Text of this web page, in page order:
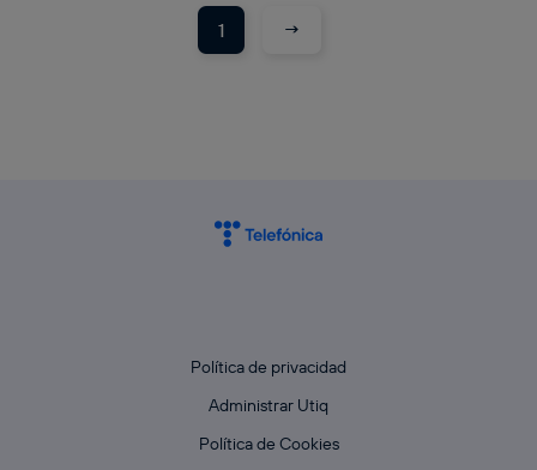
1 →
Política de privacidad
Administrar Utiq
Política de Cookies